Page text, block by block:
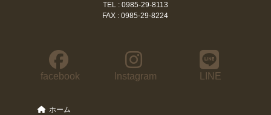
TEL : 0985-29-8113
FAX : 0985-29-8224
facebook Instagram LINE
ホーム